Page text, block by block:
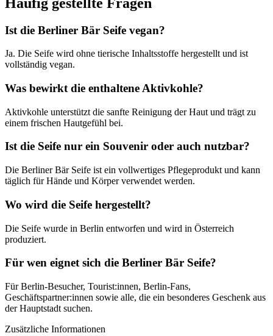
Ist die Berliner Bär Seife vegan?
Ja. Die Seife wird ohne tierische Inhaltsstoffe hergestellt und ist
vollständig vegan.
Was bewirkt die enthaltene Aktivkohle?
Aktivkohle unterstützt die sanfte Reinigung der Haut und trägt zu
einem frischen Hautgefühl bei.
Ist die Seife nur ein Souvenir oder auch nutzbar?
Die Berliner Bär Seife ist ein vollwertiges Pflegeprodukt und kann
täglich für Hände und Körper verwendet werden.
Wo wird die Seife hergestellt?
Die Seife wurde in Berlin entworfen und wird in Österreich
produziert.
Für wen eignet sich die Berliner Bär Seife?
Für Berlin-Besucher, Tourist:innen, Berlin-Fans,
Geschäftspartner:innen sowie alle, die ein besonderes Geschenk aus
der Hauptstadt suchen.
Zusätzliche Informationen